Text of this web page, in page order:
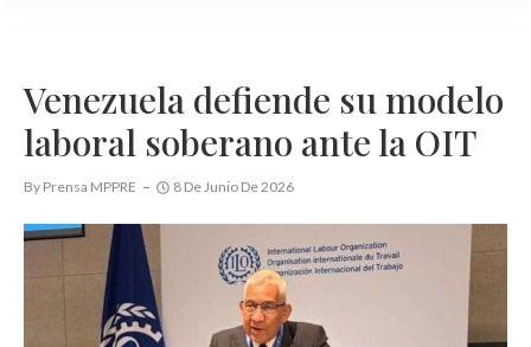
Venezuela defiende su modelo
laboral soberano ante la OIT
By Prensa MPPRE 8 De Junio De 2026